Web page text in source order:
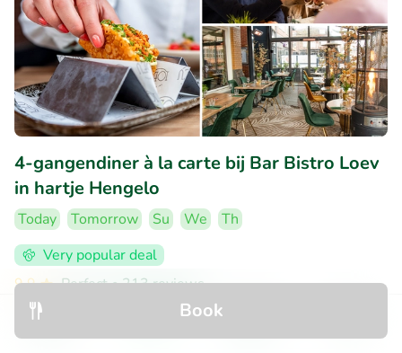
Book
4-gangendiner à la carte bij Bar Bistro Loev
in hartje Hengelo
Today Tomorrow Su We
Th
Very popular deal
9.9
Perfect• 213 reviews
Bar Bistro Loev Hengelo
Hengelo (13km)